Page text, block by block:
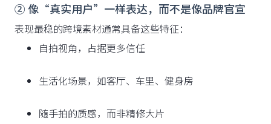
② 像“真实用户”一样表达，而不是像品牌官宣
表现最稳的跨境素材通常具备这些特征：
自拍视角，占据更多信任
生活化场景，如客厅、车里、健身房
随手拍的质感，而非精修大片